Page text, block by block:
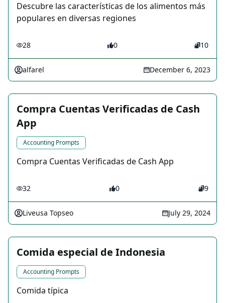
Descubre las características de los alimentos más
populares en diversas regiones
28 0 10
alfarel December 6, 2023
Compra Cuentas Verificadas de Cash
App
Accounting Prompts
Compra Cuentas Verificadas de Cash App
32 0 9
Liveusa Topseo July 29, 2024
Comida especial de Indonesia
Accounting Prompts
Comida típica